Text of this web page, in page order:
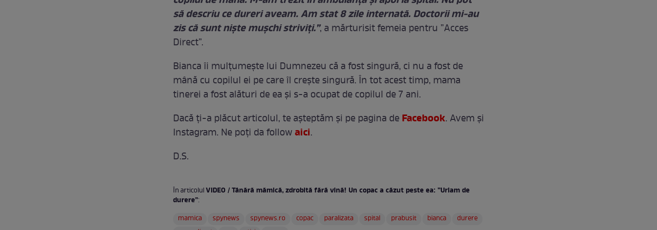
să descriu ce dureri aveam. Am stat 8 zile internată. Doctorii mi-au
zis că sunt niște mușchi striviți.”, a mărturisit femeia pentru ”Acces
Direct”.
Bianca îi mulțumește lui Dumnezeu că a fost singură, ci nu a fost de
mână cu copilul ei pe care îl crește singură. În tot acest timp, mama
tinerei a fost alături de ea și s-a ocupat de copilul de 7 ani.
Dacă ți-a plăcut articolul, te așteptăm și pe pagina deFacebook. Avem și
Instagram. Ne poți da followaici.
D.S.
În articolulVIDEO / Tânără mămică, zdrobită fără vină! Un copac a căzut peste ea: ”Urlam de
durere”:
mamica
spynews spynews.ro copac paralizata spital prabusit bianca
durere